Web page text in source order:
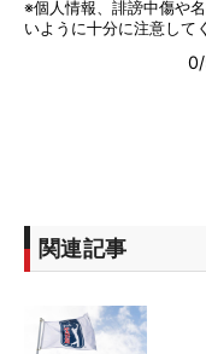
関連記事